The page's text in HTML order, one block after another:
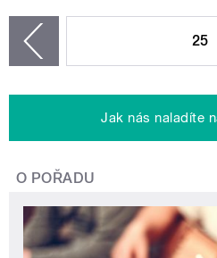
25
Jak nás naladíte
O POŘADU